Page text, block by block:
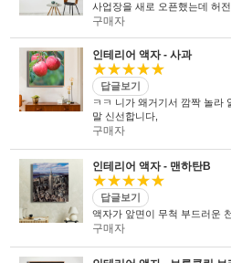
사업장을 새로 오픈했는데 허
구매자
인테리어 액자 - 사과
★★★★★
답글보기
ㅋㅋ 니가 왜거기서 깜짝 놀라
말 신선합니다,
구매자
인테리어 액자 - 맨하탄B
★★★★★
답글보기
액자가 앞면이 무척 부드러운
구매자